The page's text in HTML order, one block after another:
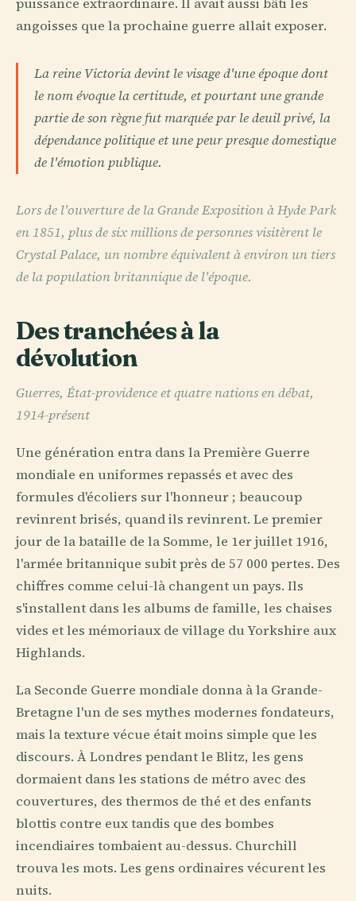
angoisses que la prochaine guerre allait exposer.
La reine Victoria devint le visage d'une époque dont
le nom évoque la certitude, et pourtant une grande
partie de son règne fut marquée par le deuil privé, la
dépendance politique et une peur presque domestique
de l'émotion publique.
Lors de l'ouverture de la Grande Exposition à Hyde Park
en 1851, plus de six millions de personnes visitèrent le
Crystal Palace, un nombre équivalent à environ un tiers
de la population britannique de l'époque.
Des tranchées à la
dévolution
Guerres, État-providence et quatre nations en débat,
1914-présent
Une génération entra dans la Première Guerre
mondiale en uniformes repassés et avec des
formules d'écoliers sur l'honneur ; beaucoup
revinrent brisés, quand ils revinrent. Le premier
jour de la bataille de la Somme, le 1er juillet 1916,
l'armée britannique subit près de 57 000 pertes. Des
chiffres comme celui-là changent un pays. Ils
s'installent dans les albums de famille, les chaises
vides et les mémoriaux de village du Yorkshire aux
Highlands.
La Seconde Guerre mondiale donna à la Grande-
Bretagne l'un de ses mythes modernes fondateurs,
mais la texture vécue était moins simple que les
discours. À Londres pendant le Blitz, les gens
dormaient dans les stations de métro avec des
couvertures, des thermos de thé et des enfants
blottis contre eux tandis que des bombes
incendiaires tombaient au-dessus. Churchill
trouva les mots. Les gens ordinaires vécurent les
nuits.